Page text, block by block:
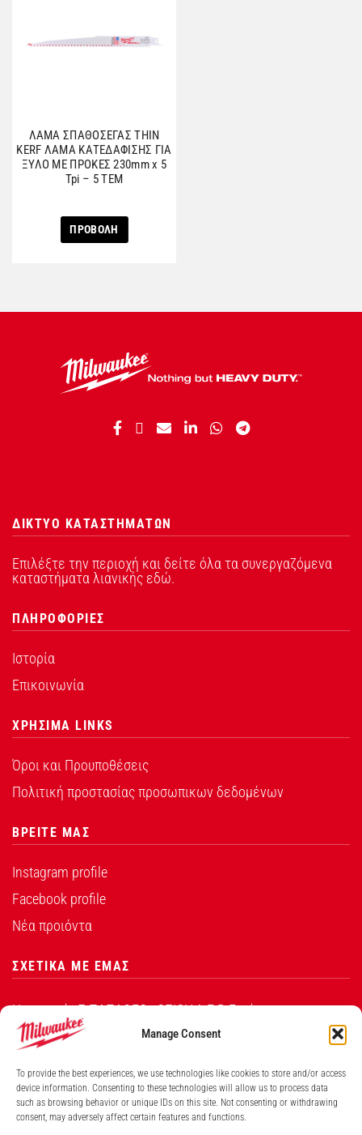
Manage Consent
To provide the best experiences, we use technologies like cookies to store and/or access
device information. Consenting to these technologies will allow us to process data
such as browsing behavior or unique IDs on this site. Not consenting or withdrawing
consent, may adversely affect certain features and functions.
ΛΑΜΑ ΣΠΑΘΟΣΕΓΑΣ THIN
KERF ΛΑΜΑ ΚΑΤΕΔΑΦΙΣΗΣ ΓΙΑ
ΞΥΛΟ ΜΕ ΠΡΟΚΕΣ 230mm x 5
Tpi – 5 TEM
ΠΡΟΒΟΛΗ
ΔΙΚΤΥΟ ΚΑΤΑΣΤΗΜΑΤΩΝ
Επιλέξτε την περιοχή και δείτε όλα τα συνεργαζόμενα
καταστήματα λιανικής εδώ.
ΠΛΗΡΟΦΟΡΙΕΣ
Ιστορία
Επικοινωνία
ΧΡΗΣΙΜΑ LINKS
Όροι και Προυποθέσεις
Πολιτική προστασίας προσωπικων δεδομένων
ΒΡΕΙΤΕ ΜΑΣ
Instagram profile
Facebook profile
Νέα προιόντα
ΣΧΕΤΙΚΑ ΜΕ ΕΜΑΣ
Η εταιρεία Σ.ΠΑΠΑΘΕΟ∆ΟΣΙΟΥ Α.Ε.Β.Ε. είναι ο
εξουσιοδοτημένος αντιπρόσωπος από την Techtronic
Industries Co. Ltd για τα προϊόντα που φέρουν το
λογότυπο Milwaukee στην Ελλάδα.
Λ. ΒΕΙΚΟΥ 131, ΓΑΛΑΤΣΙ ΑΘΗΝΑ, 11146